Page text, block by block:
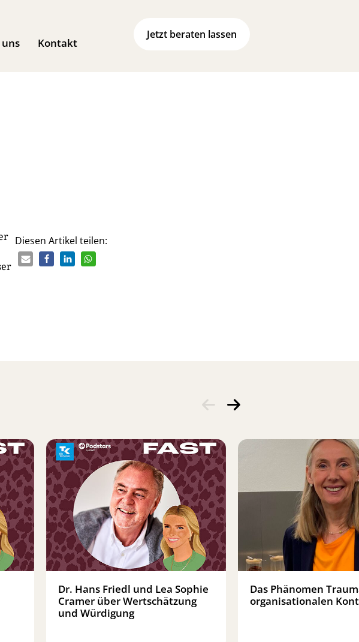
Kontakt
Jetzt beraten lassen
Diesen Artikel teilen:
Dr. Hans Friedl und Lea Sophie
Cramer über Wertschätzung
und Würdigung
Das Phänomen
organisationalen